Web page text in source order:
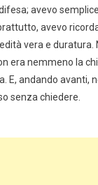
avevo
avevo
vera e duratura.
era nemmeno la
E, andando avanti,
senza chiedere.